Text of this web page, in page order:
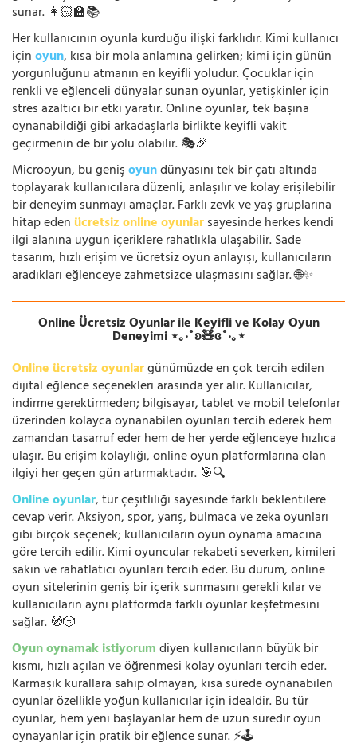
sunar. 👩🏻‍🏫📚
Her kullanıcının oyunla kurduğu ilişki farklıdır. Kimi kullanıcı
içinoyun, kısa bir mola anlamına gelirken; kimi için günün
yorgunluğunu atmanın en keyifli yoludur. Çocuklar için
renkli ve eğlenceli dünyalar sunan oyunlar, yetişkinler için
stres azaltıcı bir etki yaratır. Online oyunlar, tek başına
oynanabildiği gibi arkadaşlarla birlikte keyifli vakit
geçirmenin de bir yolu olabilir. 🎭🎉
Microoyun, bu genişoyundünyasını tek bir çatı altında
toplayarak kullanıcılara düzenli, anlaşılır ve kolay erişilebilir
bir deneyim sunmayı amaçlar. Farklı zevk ve yaş gruplarına
hitap eden ücretsiz online oyunlarsayesinde herkes kendi
ilgi alanına uygun içeriklere rahatlıkla ulaşabilir. Sade
tasarım, hızlı erişim ve ücretsiz oyun anlayışı, kullanıcıların
aradıkları eğlenceye zahmetsizce ulaşmasını sağlar. 🌐✨
Online Ücretsiz Oyunlar ile Keyifli ve Kolay Oyun
Deneyimi ⋆｡‧˚ʚ🧸ɞ˚‧｡⋆
Online ücretsiz oyunlargünümüzde en çok tercih edilen
dijital eğlence seçenekleri arasında yer alır. Kullanıcılar,
indirme gerektirmeden; bilgisayar, tablet ve mobil telefonlar
üzerinden kolayca oynanabilen oyunları tercih ederek hem
zamandan tasarruf eder hem de her yerde eğlenceye hızlıca
ulaşır. Bu erişim kolaylığı, online oyun platformlarına olan
ilgiyi her geçen gün artırmaktadır. 🎯🔍
Online oyunlar, tür çeşitliliği sayesinde farklı beklentilere
cevap verir. Aksiyon, spor, yarış, bulmaca ve zeka oyunları
gibi birçok seçenek; kullanıcıların oyun oynama amacına
göre tercih edilir. Kimi oyuncular rekabeti severken, kimileri
sakin ve rahatlatıcı oyunları tercih eder. Bu durum, online
oyun sitelerinin geniş bir içerik sunmasını gerekli kılar ve
kullanıcıların aynı platformda farklı oyunlar keşfetmesini
sağlar. 🧭🎲
Oyun oynamak istiyorumdiyen kullanıcıların büyük bir
kısmı, hızlı açılan ve öğrenmesi kolay oyunları tercih eder.
Karmaşık kurallara sahip olmayan, kısa sürede oynanabilen
oyunlar özellikle yoğun kullanıcılar için idealdir. Bu tür
oyunlar, hem yeni başlayanlar hem de uzun süredir oyun
oynayanlar için pratik bir eğlence sunar. ⚡🕹️